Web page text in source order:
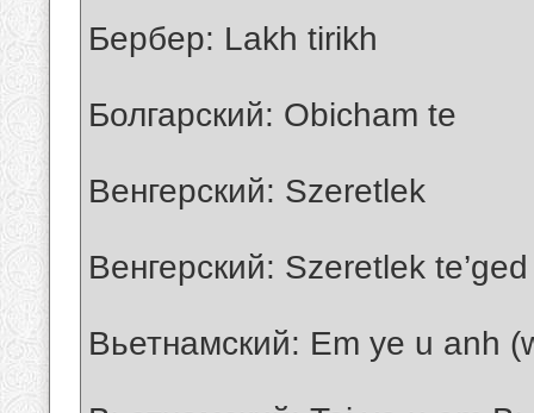
Бербер: Lakh tirikh
Болгарский: Obicham te
Венгерский: Szeretlek
Венгерский: Szeretlek te’ged
Вьетнамский: Em ye u anh